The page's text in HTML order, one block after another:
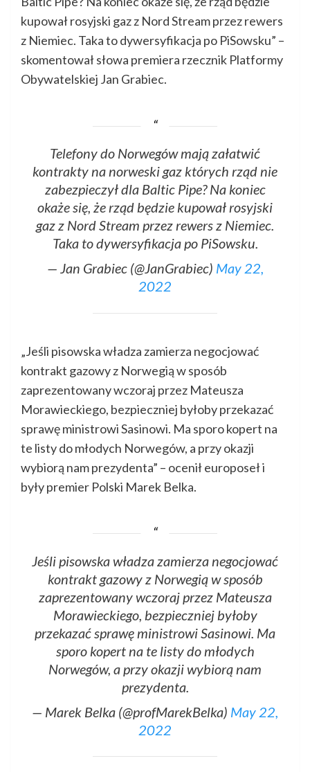
kupował rosyjski gaz z Nord Stream przez rewers
z Niemiec. Taka to dywersyfikacja po PiSowsku” –
skomentował słowa premiera rzecznik Platformy
Obywatelskiej Jan Grabiec.
Telefony do Norwegów mają załatwić
kontrakty na norweski gaz których rząd nie
zabezpieczył dla Baltic Pipe? Na koniec
okaże się, że rząd będzie kupował rosyjski
gaz z Nord Stream przez rewers z Niemiec.
Taka to dywersyfikacja po PiSowsku.
— Jan Grabiec (@JanGrabiec) May 22,
2022
„Jeśli pisowska władza zamierza negocjować
kontrakt gazowy z Norwegią w sposób
zaprezentowany wczoraj przez Mateusza
Morawieckiego, bezpieczniej byłoby przekazać
sprawę ministrowi Sasinowi. Ma sporo kopert na
te listy do młodych Norwegów, a przy okazji
wybiorą nam prezydenta” – ocenił europoseł i
były premier Polski Marek Belka.
Jeśli pisowska władza zamierza negocjować
kontrakt gazowy z Norwegią w sposób
zaprezentowany wczoraj przez Mateusza
Morawieckiego, bezpieczniej byłoby
przekazać sprawę ministrowi Sasinowi. Ma
sporo kopert na te listy do młodych
Norwegów, a przy okazji wybiorą nam
prezydenta.
— Marek Belka (@profMarekBelka) May 22,
2022